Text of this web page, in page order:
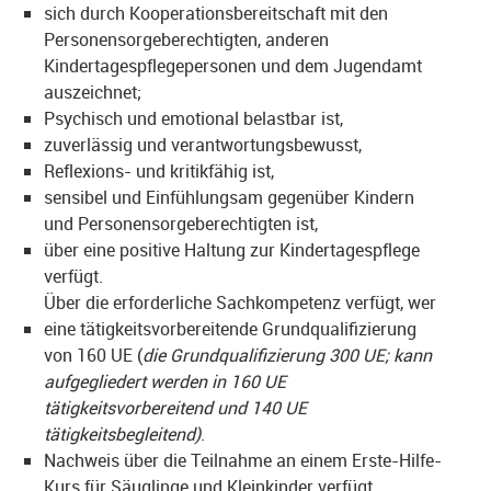
sich durch Kooperationsbereitschaft mit den
Personensorgeberechtigten, anderen
Kindertagespflegepersonen und dem Jugendamt
auszeichnet;
Psychisch und emotional belastbar ist,
zuverlässig und verantwortungsbewusst,
Reflexions- und kritikfähig ist,
sensibel und Einfühlungsam gegenüber Kindern
und Personensorgeberechtigten ist,
über eine positive Haltung zur Kindertagespflege
verfügt.
Über die erforderliche Sachkompetenz verfügt, wer
eine tätigkeitsvorbereitende Grundqualifizierung
von 160 UE (die Grundqualifizierung 300 UE; kann
aufgegliedert werden in 160 UE
tätigkeitsvorbereitend und 140 UE
tätigkeitsbegleitend).
Nachweis über die Teilnahme an einem Erste-Hilfe-